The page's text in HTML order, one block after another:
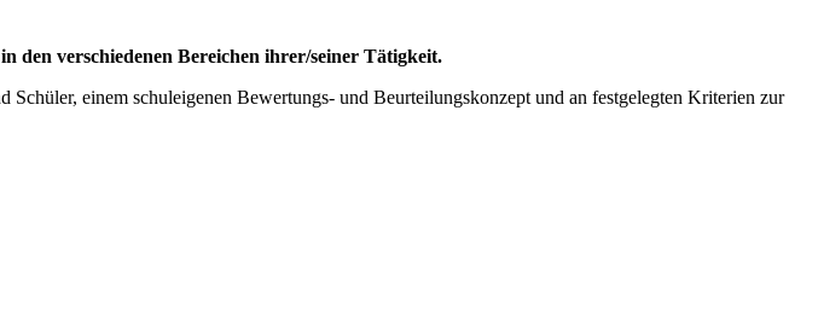
den verschiedenen Bereichen ihrer/seiner Tätigkeit.
einem schuleigenen Bewertungs- und Beurteilungskonzept und an festgelegten Kriterien zur